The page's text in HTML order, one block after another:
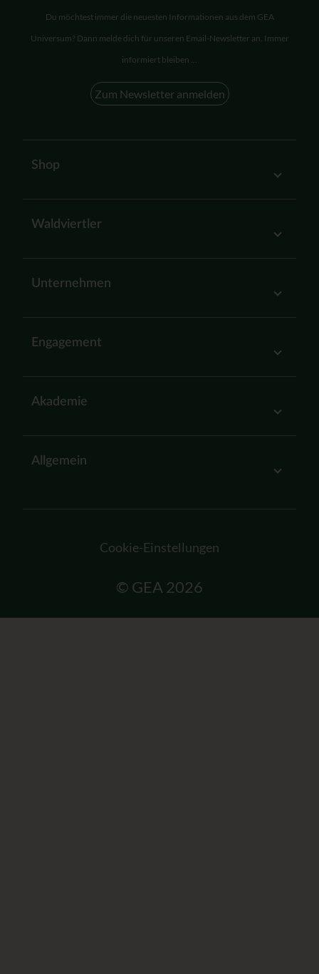
Du möchtest immer die neuesten Informationen aus dem GEA
Universum? Dann melde dich für unseren Email-Newsletter an. Immer
informiert bleiben ...
Zum Newsletter anmelden
Shop
Waldviertler
Unternehmen
Engagement
Akademie
Allgemein
© GEA 2026
Cookie-Einstellungen